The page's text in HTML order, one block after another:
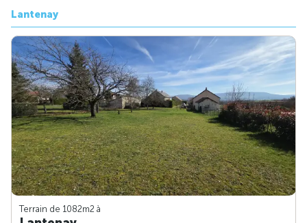
Lantenay
Terrain de 1082m2 à